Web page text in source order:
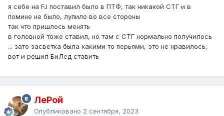
я себе на FJ поставил было в ПТФ, так никакой СТГ и в
помине не было, лупило во все стороны
так что пришлось менять
в головной тоже ставил, но там с СТГ нормально получилось
... зато засветка была какими то перьями, это не нравилось,
вот и решил БиЛед ставить
ЛеРой
Опубликовано 2 сентября, 2023